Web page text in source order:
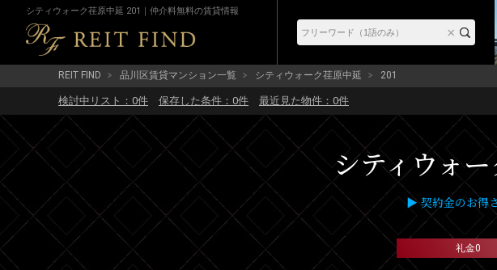
シティウォーク荏原中延 201｜仲介料無料の賃貸情報
REIT FIND 品川区賃貸マンション一覧 シティウォーク荏原中延 201
検討中リスト： 0件 保存した条件： 0件 最近見た物件： 0件
シティウォ
▶ 契約金のお得
礼金0